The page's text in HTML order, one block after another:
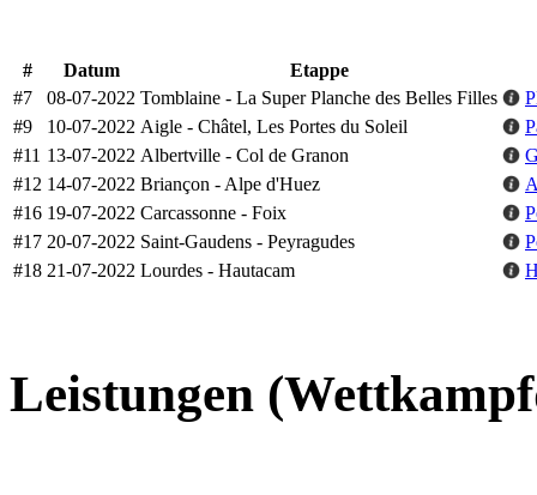
# Datum
Etappe
#7
08-07-2022 Tomblaine - La Super Planche des Belles Filles
#9
10-07-2022 Aigle - Châtel, Les Portes du Soleil
#11 13-07-2022 Albertville - Col de Granon
#12 14-07-2022 Briançon - Alpe d'Huez
#16 19-07-2022 Carcassonne - Foix
#17 20-07-2022 Saint-Gaudens - Peyragudes
#18 21-07-2022 Lourdes - Hautacam
Leistungen